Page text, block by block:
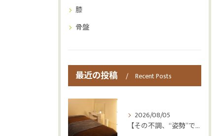
膝
骨盤
最近の投稿 Recent Posts
2026/08/05
【その不調、“姿勢”ではなく“呼吸”かもしれません😮‍💨】